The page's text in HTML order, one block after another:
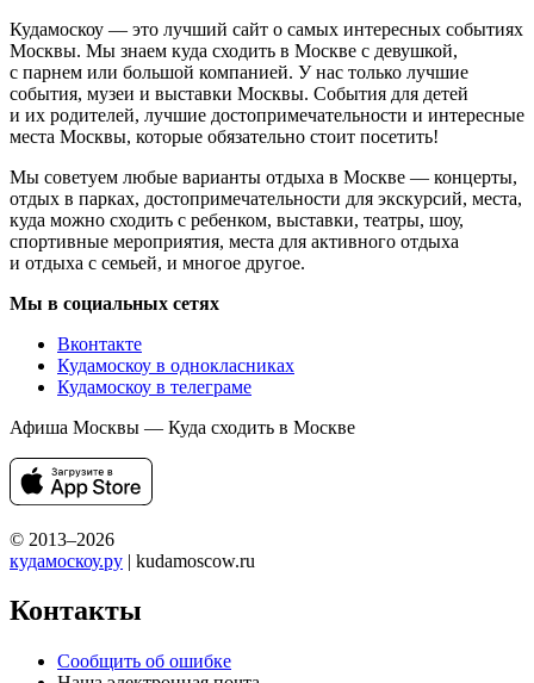
Кудамоскоу — это лучший сайт о самых интересных событиях
Москвы. Мы знаем куда сходить в Москве с девушкой,
с парнем или большой компанией. У нас только лучшие
события, музеи и выставки Москвы. События для детей
и их родителей, лучшие достопримечательности и интересные
места Москвы, которые обязательно стоит посетить!
Мы советуем любые варианты отдыха в Москве — концерты,
отдых в парках, достопримечательности для экскурсий, места,
куда можно сходить с ребенком, выставки, театры, шоу,
спортивные мероприятия, места для активного отдыха
и отдыха с семьей, и многое другое.
Мы в социальных сетях
Вконтакте
Кудамоскоу в однокласниках
Кудамоскоу в телеграме
Афиша Москвы — Куда сходить в Москве
© 2013–2026
кудамоскоу.ру | kudamoscow.ru
Контакты
Сообщить об ошибке